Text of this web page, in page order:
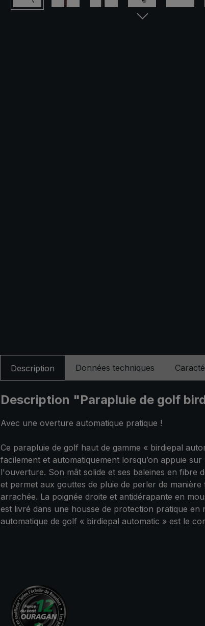
Description Données techniques
Description "Parapluie de golf
Avec une overture automatique pratique !
Ce parapluie de golf haut de gamme « birdiepal
facilement et automatiquement lorsqu’on appuie
l'ouverture. Son mât solide et ses baleines en fibre
et permet aux gouttes de pluie de perler de
arrachée. La poignée droite et antidérapante en
est livré dans une housse de protection pratique
automatique de golf « birdiepal automatic » est le